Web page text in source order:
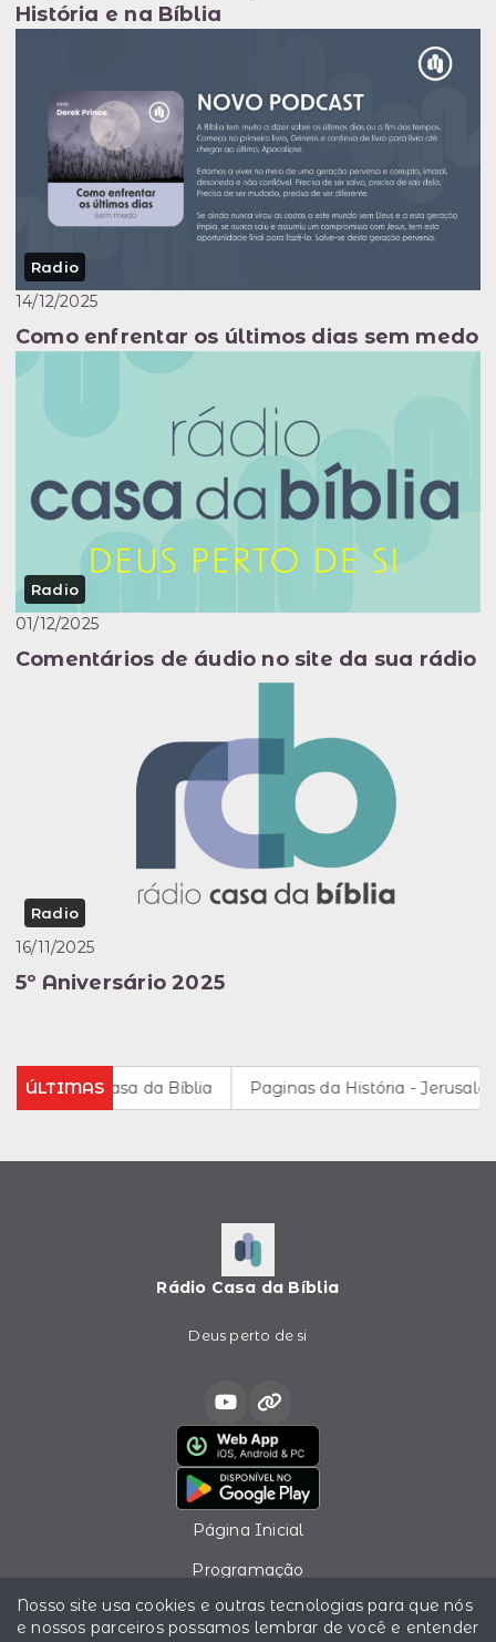
História e na Bíblia
Radio
14/12/2025
Como enfrentar os últimos dias sem medo
Radio
01/12/2025
Comentários de áudio no site da sua rádio
Radio
16/11/2025
5º Aniversário 2025
ÚLTIMAS
da Casa da Bíblia Paginas da História - Jerusalém
Rádio Casa da Bíblia
Deus perto de si
Página Inicial
Programação
Contato
Nosso site usa cookies e outras tecnologias para que nós
e nossos parceiros possamos lembrar de você e entender